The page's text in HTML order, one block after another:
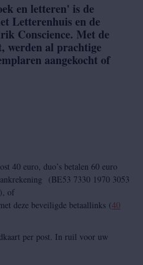
en letteren' is de
Letterenhuis en de
Conscience. Met de
werden al prachtige
aangekocht of
40 euro, duo’s betalen 60 euro
(BE53 7330 1970 3053
of
deze beveiligde betaallinks (40
per post. In ruil voor uw